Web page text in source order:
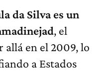
da Silva es un
, el
allá en el 2009, lo
a Estados